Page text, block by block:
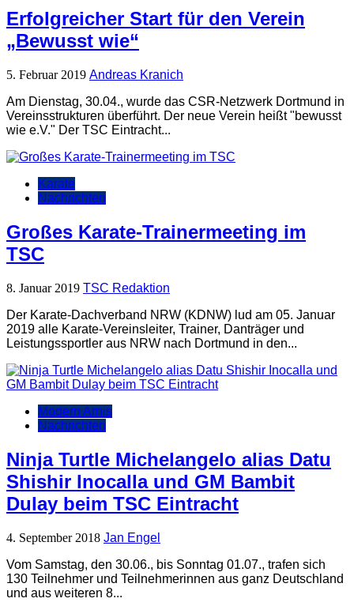
Erfolgreicher Start für den Verein
„Bewusst wie“
5. Februar 2019 Andreas Kranich
Am Dienstag, 30.04., wurde das CSR-Netzwerk Dortmund in
Vereinsstrukturen überführt. Der neue Verein heißt "bewusst
wie e.V." Der TSC Eintracht...
Karate
Nachrichten
Großes Karate-Trainermeeting im
TSC
8. Januar 2019 TSC Redaktion
Der Karate-Dachverband NRW (KDNW) lud am 05. Januar
2019 alle Karate-Vereinsleiter, Trainer, Danträger und
Leistungssportler aus NRW nach Dortmund in den...
Modern Arnis
Nachrichten
Ninja Turtle Michelangelo alias Datu
Shishir Inocalla und GM Bambit
Dulay beim TSC Eintracht
4. September 2018 Jan Engel
Vom Samstag, den 30.06., bis Sonntag 01.07., trafen sich
130 Teilnehmer und Teilnehmerinnen aus ganz Deutschland
und aus weiteren 8...